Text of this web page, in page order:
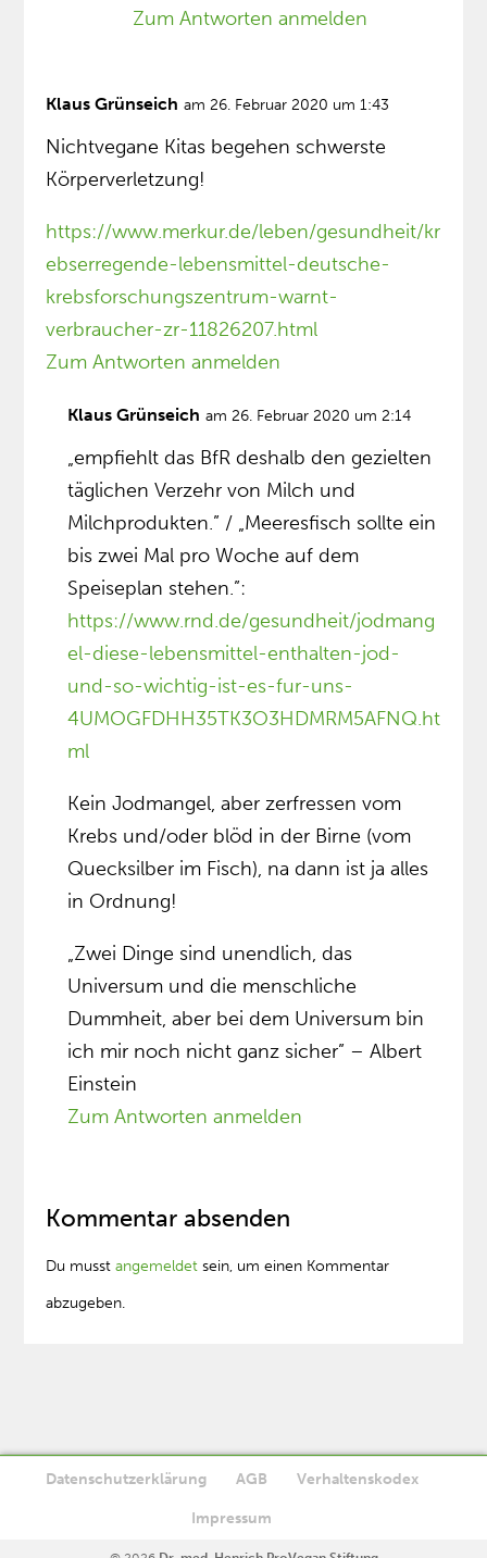
Zum Antworten anmelden
Klaus Grünseich am 26. Februar 2020 um 1:43
Nichtvegane Kitas begehen schwerste
Körperverletzung!
https://www.merkur.de/leben/gesundheit/kr
ebserregende-lebensmittel-deutsche-
krebsforschungszentrum-warnt-
verbraucher-zr-11826207.html
Zum Antworten anmelden
Klaus Grünseich am 26. Februar 2020 um 2:14
„empfiehlt das BfR deshalb den gezielten
täglichen Verzehr von Milch und
Milchprodukten.” / „Meeresfisch sollte ein
bis zwei Mal pro Woche auf dem
Speiseplan stehen.”:
https://www.rnd.de/gesundheit/jodmang
el-diese-lebensmittel-enthalten-jod-
und-so-wichtig-ist-es-fur-uns-
4UMOGFDHH35TK3O3HDMRM5AFNQ.ht
ml
Kein Jodmangel, aber zerfressen vom
Krebs und/oder blöd in der Birne (vom
Quecksilber im Fisch), na dann ist ja alles
in Ordnung!
„Zwei Dinge sind unendlich, das
Universum und die menschliche
Dummheit, aber bei dem Universum bin
ich mir noch nicht ganz sicher” – Albert
Einstein
Zum Antworten anmelden
Kommentar absenden
Du musstangemeldet sein, um einen Kommentar
abzugeben.
Datenschutzerklärung AGB Verhaltenskodex
Impressum